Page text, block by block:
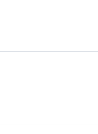
Контакты
капиталКонтроль и